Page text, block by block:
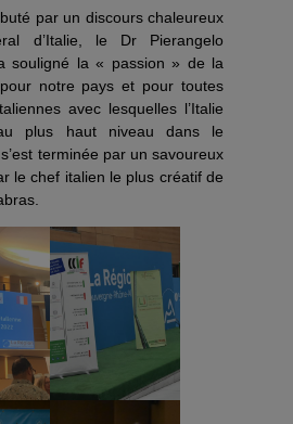
par un discours chaleureux
d’Italie, le Dr Pierangelo
souligné la « passion » de la
notre pays et pour toutes
avec lesquelles l’Italie
plus haut niveau dans le
terminée par un savoureux
le chef italien le plus créatif de